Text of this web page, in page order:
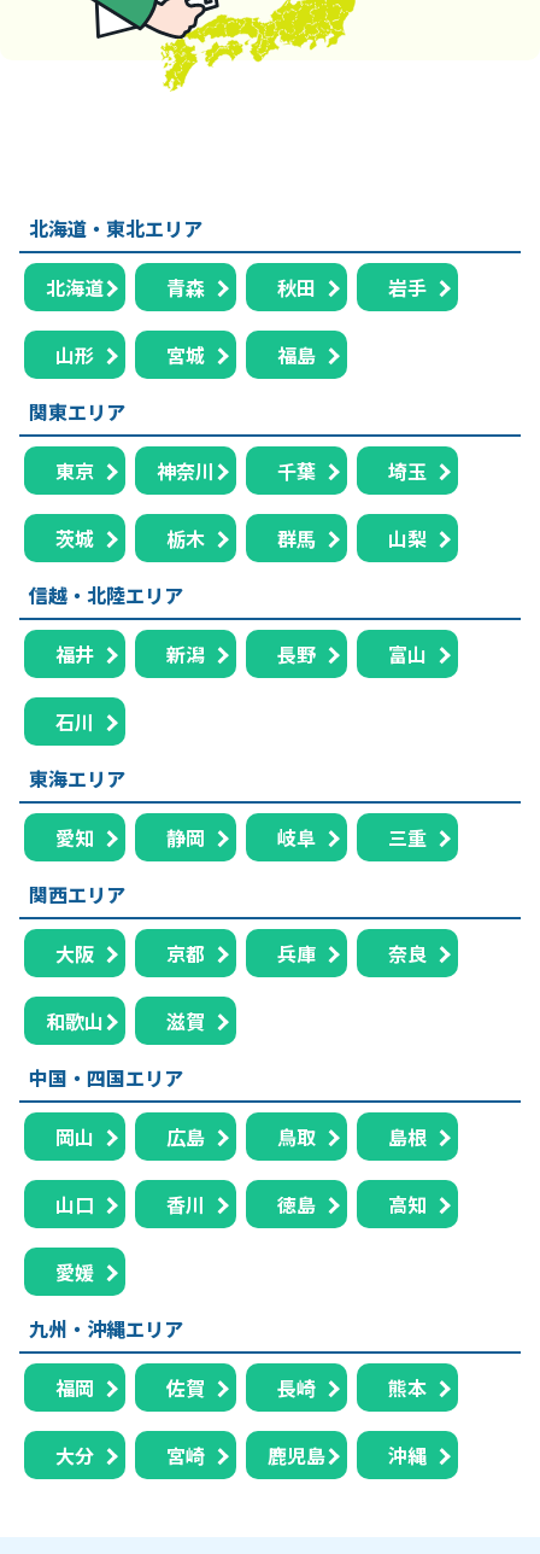
北海道・東北エリア
北海道 青森 秋田 岩手
山形 宮城
福島
関東エリア
東京 神奈川 千葉 埼玉
茨城 栃木 群馬
山梨
信越・北陸エリア
福井 新潟 長野 富山
石川
東海エリア
愛知 静岡 岐阜
三重
関西エリア
大阪 京都 兵庫 奈良
和歌山
滋賀
中国・四国エリア
岡山 広島 鳥取 島根
山口 香川 徳島 高知
愛媛
九州・沖縄エリア
福岡 佐賀 長崎 熊本
大分 宮崎 鹿児島 沖縄